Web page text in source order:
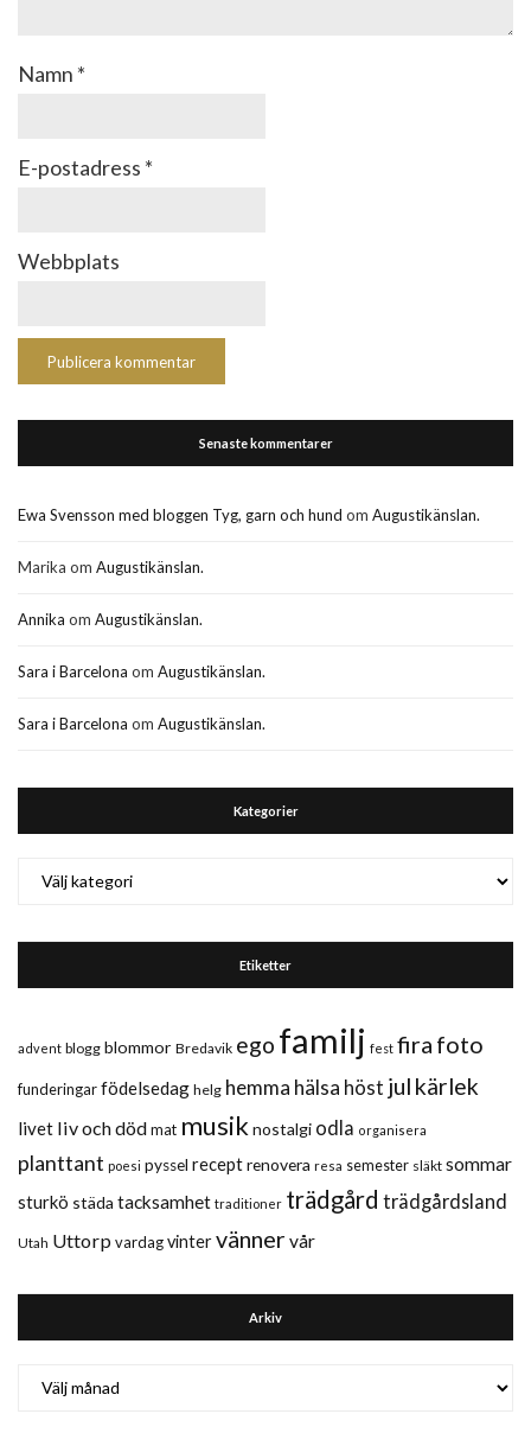
Namn *
E-postadress *
Webbplats
Senaste kommentarer
Ewa Svensson med bloggen Tyg, garn och hund om Augustikänslan.
Marika om Augustikänslan.
Annika om Augustikänslan.
Sara i Barcelona om Augustikänslan.
Sara i Barcelona om Augustikänslan.
Kategorier
Etiketter
advent blogg blommor Bredavik ego familj fest fira foto
funderingarfödelsedag helg hemma hälsa höst jul kärlek
livet liv och dödmat musik nostalgi odla organisera
planttant poesi pyssel receptrenovera resa semester släkt sommar
sturkö städa tacksamhet traditioner trädgård trädgårdsland
Utah Uttorp vardagvintervänner vår
Arkiv